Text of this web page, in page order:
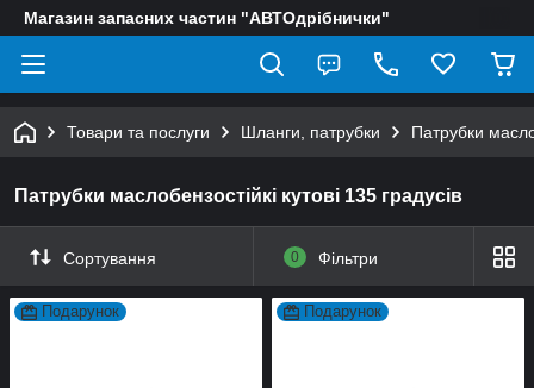
Магазин запасних частин "АВТОдрібнички"
Товари та послуги Шланги, патрубки Патрубки
Патрубки маслобензостійкі кутові 135 градусів
Сортування 0 Фільтри
Подарунок Подарунок